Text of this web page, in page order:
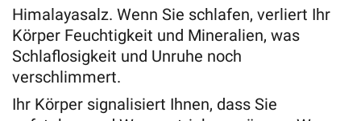
Himalayasalz. Wenn Sie schlafen, verliert Ihr
Körper Feuchtigkeit und Mineralien, was
Schlaflosigkeit und Unruhe noch
verschlimmert.
Ihr Körper signalisiert Ihnen, dass Sie